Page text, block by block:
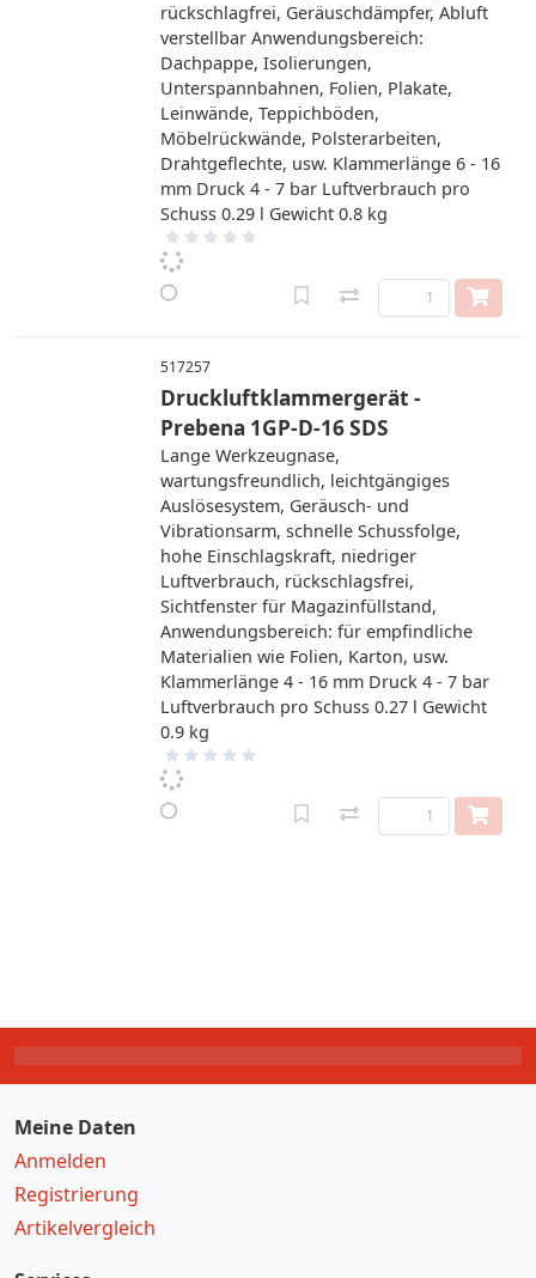
rückschlagfrei, Geräuschdämpfer, Abluft
verstellbar Anwendungsbereich:
Dachpappe, Isolierungen,
Unterspannbahnen, Folien, Plakate,
Leinwände, Teppichböden,
Möbelrückwände, Polsterarbeiten,
Drahtgeflechte, usw. Klammerlänge 6 - 16
mm Druck 4 - 7 bar Luftverbrauch pro
Schuss 0.29 l Gewicht 0.8 kg
517257
Druckluftklammergerät -
Prebena 1GP-D-16 SDS
Lange Werkzeugnase,
wartungsfreundlich, leichtgängiges
Auslösesystem, Geräusch- und
Vibrationsarm, schnelle Schussfolge,
hohe Einschlagskraft, niedriger
Luftverbrauch, rückschlagsfrei,
Sichtfenster für Magazinfüllstand,
Anwendungsbereich: für empfindliche
Materialien wie Folien, Karton, usw.
Klammerlänge 4 - 16 mm Druck 4 - 7 bar
Luftverbrauch pro Schuss 0.27 l Gewicht
0.9 kg
Meine Daten
Anmelden
Registrierung
Artikelvergleich